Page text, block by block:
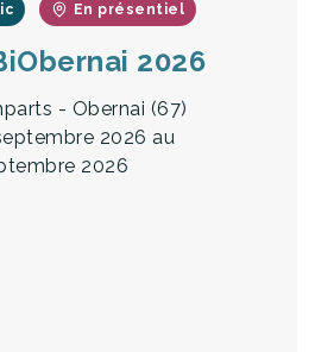
En présentiel
2026
- Obernai (67)
2026 au
2026